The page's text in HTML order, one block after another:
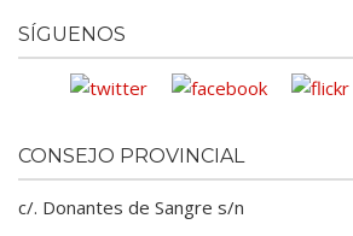
SÍGUENOS
CONSEJO PROVINCIAL
c/. Donantes de Sangre s/n